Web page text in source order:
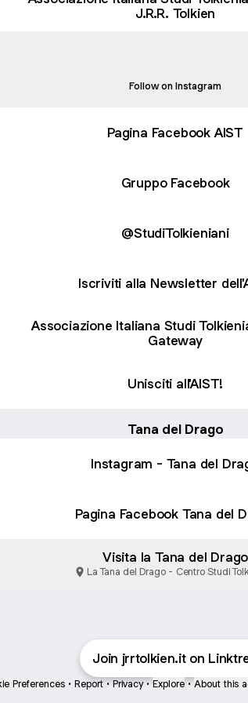
J.R.R. Tolkien
Follow on Instagram
Pagina Facebook AIST
Gruppo Facebook
@StudiTolkieniani
Iscriviti alla Newsletter
Associazione Italiana Studi
Gateway
Unisciti all'AIST!
Tana del Drago
Instagram - Tana del
Pagina Facebook Tana del
Visita la Tana del Drago
La Tana del Drago - Centro Studi
Join jrrtolkien.it on
Preferences • Report • Privacy • Explore • About this